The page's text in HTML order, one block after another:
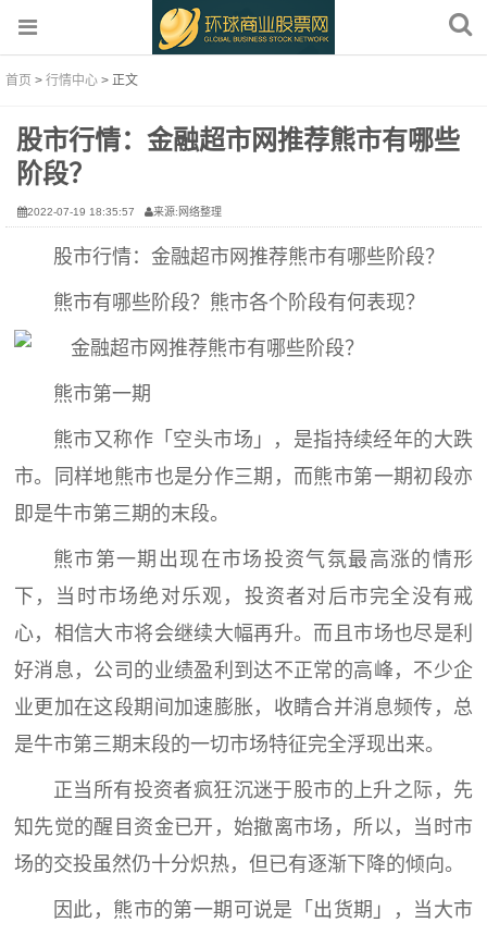
首页 > 行情中心 > 正文
股市行情：金融超市网推荐熊市有哪些
阶段？
2022-07-19 18:35:57 来源:网络整理
股市行情：金融超市网推荐熊市有哪些阶段？
熊市有哪些阶段？熊市各个阶段有何表现？
熊市第一期
熊市又称作「空头市场」，是指持续经年的大跌
市。同样地熊市也是分作三期，而熊市第一期初段亦
即是牛市第三期的末段。
熊市第一期出现在市场投资气氛最高涨的情形
下，当时市场绝对乐观，投资者对后市完全没有戒
心，相信大市将会继续大幅再升。而且市场也尽是利
好消息，公司的业绩盈利到达不正常的高峰，不少企
业更加在这段期间加速膨胀，收睛合并消息频传，总
是牛市第三期末段的一切市场特征完全浮现出来。
正当所有投资者疯狂沉迷于股市的上升之际，先
知先觉的醒目资金已开，始撤离市场，所以，当时市
场的交投虽然仍十分炽热，但已有逐渐下降的倾向。
因此，熊市的第一期可说是「出货期」，当大市